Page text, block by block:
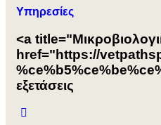
Υπηρεσίες
<a
href="https://
εξετάσεις